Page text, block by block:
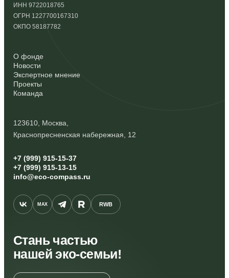
ИНН 9722018765
ОГРН 1227700167310
ОКПО 58187782
О фонде
Новости
Экспертное мнение
Проекты
Команда
123610, Москва,
Краснопресненская набережная, 12
+7 (999) 915-15-37
+7 (999) 915-13-15
info@eco-compass.ru
MAX RWB
Стань частью
нашей эко-семьи!